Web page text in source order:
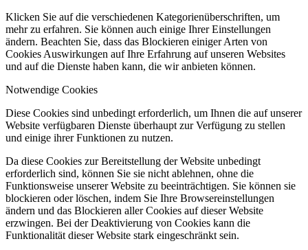
Klicken Sie auf die verschiedenen Kategorienüberschriften, um
mehr zu erfahren. Sie können auch einige Ihrer Einstellungen
ändern. Beachten Sie, dass das Blockieren einiger Arten von
Cookies Auswirkungen auf Ihre Erfahrung auf unseren Websites
und auf die Dienste haben kann, die wir anbieten können.
Notwendige Cookies
Diese Cookies sind unbedingt erforderlich, um Ihnen die auf unserer
Website verfügbaren Dienste überhaupt zur Verfügung zu stellen
und einige ihrer Funktionen zu nutzen.
Da diese Cookies zur Bereitstellung der Website unbedingt
erforderlich sind, können Sie sie nicht ablehnen, ohne die
Funktionsweise unserer Website zu beeinträchtigen. Sie können sie
blockieren oder löschen, indem Sie Ihre Browsereinstellungen
ändern und das Blockieren aller Cookies auf dieser Website
erzwingen. Bei der Deaktivierung von Cookies kann die
Funktionalität dieser Website stark eingeschränkt sein.